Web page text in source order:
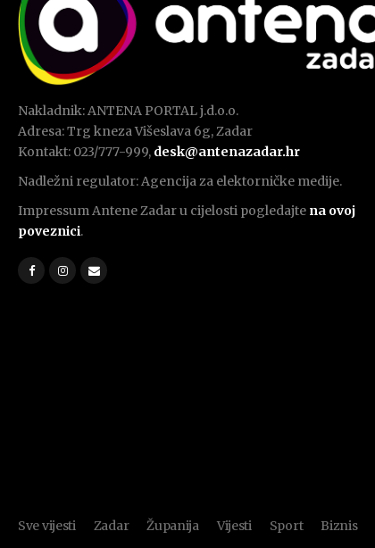
Nakladnik: ANTENA PORTAL j.d.o.o.
Adresa: Trg kneza Višeslava 6g, Zadar
Kontakt: 023/777-999, desk@antenazadar.hr
Nadležni regulator: Agencija za elektorničke medije.
Impressum Antene Zadar u cijelosti pogledajte na ovoj
poveznici.
Sve vijesti Zadar Županija Vijesti Sport Biznis